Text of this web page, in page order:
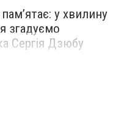
у хвилину
згадуємо
Сергія Дзюбу